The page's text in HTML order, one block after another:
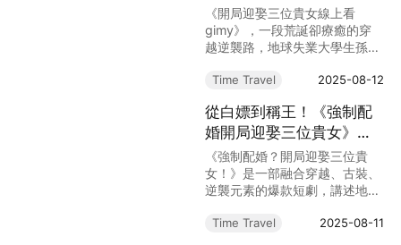
Time Travel 2025-08-12
gimy：從地球落魄秀才到
亂世逍遙王的爆笑逆襲
《開局迎娶三位貴女線上看
gimy》，一段荒誕卻療癒的穿
越逆襲路，地球失業大學生孫堅
商賈千金，靠情商與系統遊戲逆
者！
Time Travel 2025-08-11
從白嫖到稱王！《強制配
婚開局迎娶三位貴女》孫
堅如何在亂世天天吃肉？
《強制配婚？開局迎娶三位貴
女！》是一部融合穿越、古裝、
逆襲元素的爆款短劇，講述地球
與真心征服三位絕色貴女，從窮